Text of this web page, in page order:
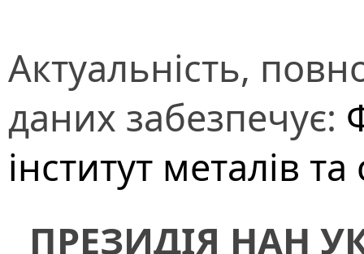
Актуальність,
даних забезпечує:
інститут металів та
ПРЕЗИДІЯ НАН